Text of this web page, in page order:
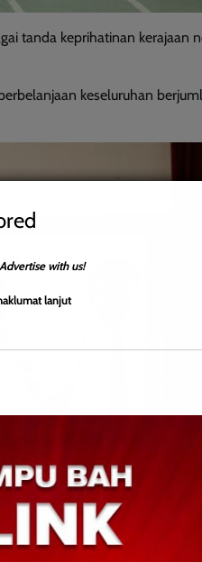
tanda keprihatinan kerajaan
keseluruhan
with us!
lanjut